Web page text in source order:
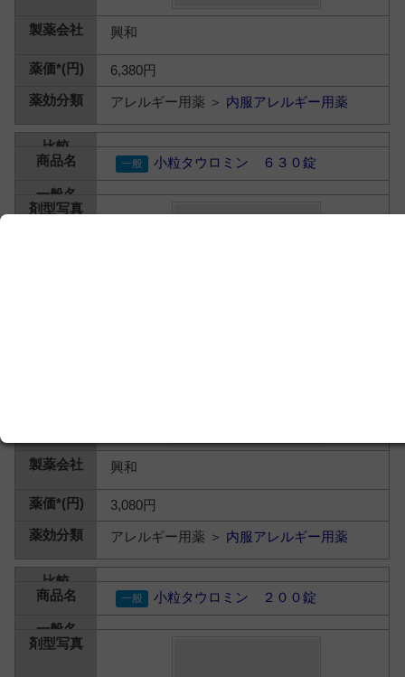
興和
6,380円
アレルギー用薬 ＞ 内服アレルギー用薬
小粒タウロミン ６３０錠
興和
3,080円
アレルギー用薬 ＞ 内服アレルギー用薬
小粒タウロミン ２００錠